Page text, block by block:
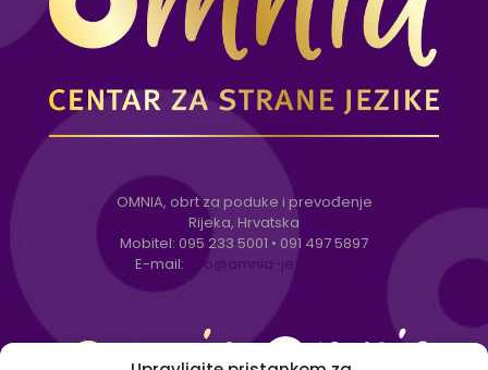
OMNIA, obrt za poduke i prevođenje
Rijeka, Hrvatska
Mobitel: 095 233 5001 • 091 497 5897
E-mail:
info@omnia-jezici.com